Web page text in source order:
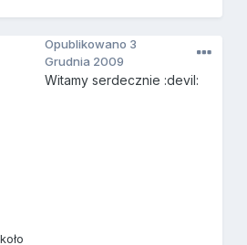
Opublikowano 3
Grudnia 2009
Witamy serdecznie :devil: